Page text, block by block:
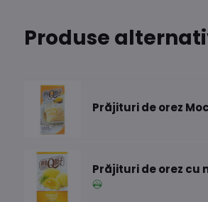
Produse
Prăjituri de orez
Prăjituri de orez cu